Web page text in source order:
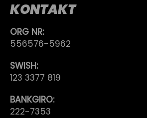
KONTAKT
ORG NR:
556576-5962
SWISH:
123 3377 819
BANKGIRO:
222-7353